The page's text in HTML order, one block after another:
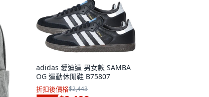
adidas 愛迪達 男女款 SAMBA
OG 運動休閒鞋 B75807
折扣後價格$2,443